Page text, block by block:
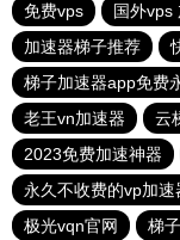
免费vps
国外vps
加速器梯子推荐
梯子加速器app免费
老王vn加速器
云
2023免费加速神器
永久不收费的vp加速
极光vqn官网
梯